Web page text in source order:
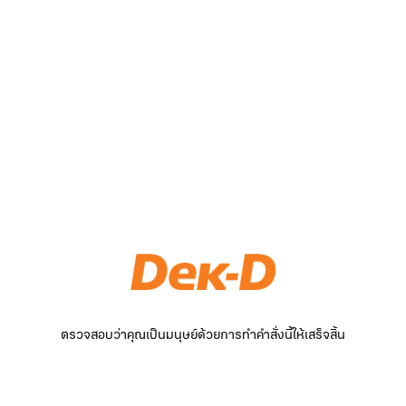
ตรวจสอบว่าคุณเป็นมนุษย์ด้วยการทำคำสั่งนี้ให้เสร็จสิ้น